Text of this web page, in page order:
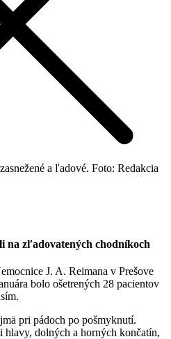
a ľadové. Foto: Redakcia
na zľadovatených chodníkoch
J. A. Reimana v Prešove
bolo ošetrených 28 pacientov
pri pádoch po pošmyknutí.
hlavy, dolných a horných končatín,